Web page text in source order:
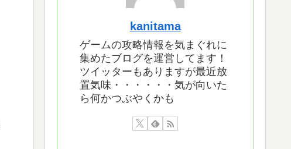
kanitama
ゲームの攻略情報を気まぐれに
集めたブログを運営してます！
ツイッターもありますが最近放
置気味・・・・・・気が向いた
ら何かつぶやくかも